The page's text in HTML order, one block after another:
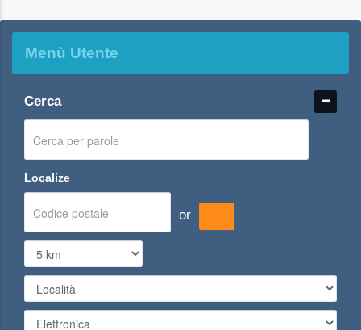
Menù Utente
Cerca
Localize
or